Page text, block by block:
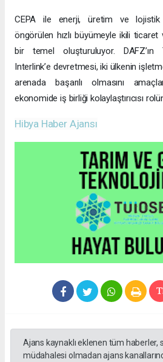
CEPA ile enerji, üretim ve
öngörülen hızlı büyümeyle ikili ticaret
bir temel oluşturuluyor. DAFZ’ın
Interlink’e devretmesi, iki ülkenin
arenada başarılı olmasını
ekonomide iş birliği kolaylaştırıcısı
Hibya Haber Ajansı
Ajans kaynaklı eklenen tüm
müdahalesi olmadan ajans